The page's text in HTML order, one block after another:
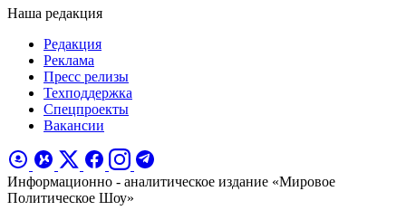
Наша редакция
Редакция
Реклама
Пресс релизы
Техподдержка
Спецпроекты
Вакансии
Информационно - аналитическое издание «Мировое
Политическое Шоу»